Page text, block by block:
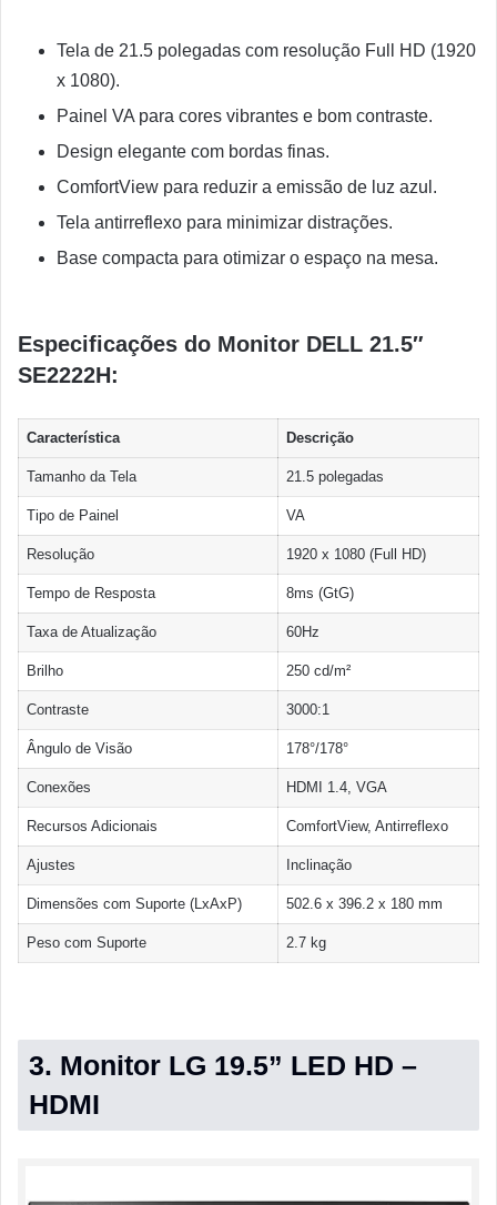
Tela de 21.5 polegadas com resolução Full HD (1920
x 1080).
Painel VA para cores vibrantes e bom contraste.
Design elegante com bordas finas.
ComfortView para reduzir a emissão de luz azul.
Tela antirreflexo para minimizar distrações.
Base compacta para otimizar o espaço na mesa.
Especificações do Monitor DELL 21.5″
SE2222H:
Característica Descrição
Tamanho da Tela 21.5 polegadas
Tipo de Painel VA
Resolução 1920 x 1080 (Full HD)
Tempo de Resposta 8ms (GtG)
Taxa de Atualização 60Hz
Brilho 250 cd/m²
Contraste 3000:1
Ângulo de Visão 178°/178°
Conexões HDMI 1.4, VGA
Recursos Adicionais ComfortView, Antirreflexo
Ajustes Inclinação
Dimensões com Suporte (LxAxP) 502.6 x 396.2 x 180 mm
Peso com Suporte 2.7 kg
3. Monitor LG 19.5” LED HD –
HDMI